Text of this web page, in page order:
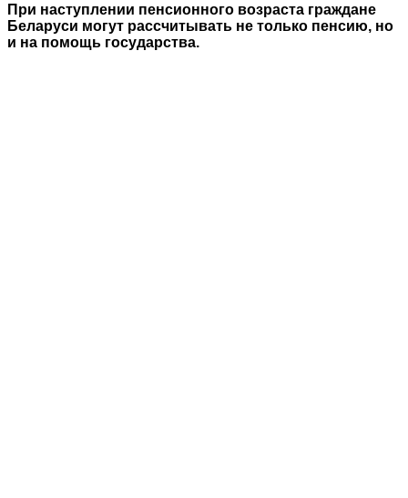
При наступлении пенсионного возраста граждане
Беларуси могут рассчитывать не только пенсию, но
и на помощь государства.